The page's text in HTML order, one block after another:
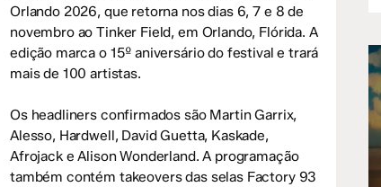
Orlando 2026, que retorna nos dias 6, 7 e 8 de
novembro ao Tinker Field, em Orlando, Flórida. A
edição marca o 15º aniversário do festival e trará
mais de 100 artistas.
Os headliners confirmados são Martin Garrix,
Alesso, Hardwell, David Guetta, Kaskade,
Afrojack e Alison Wonderland. A programação
também contém takeovers das selas Factory 93